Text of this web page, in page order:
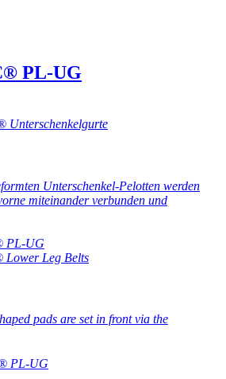
PL-UG
Unterschenkelgurte
Unterschenkel-Pelotten werden
miteinander verbunden und
PL-UG
Leg Belts
pads are set in front via the
PL-UG